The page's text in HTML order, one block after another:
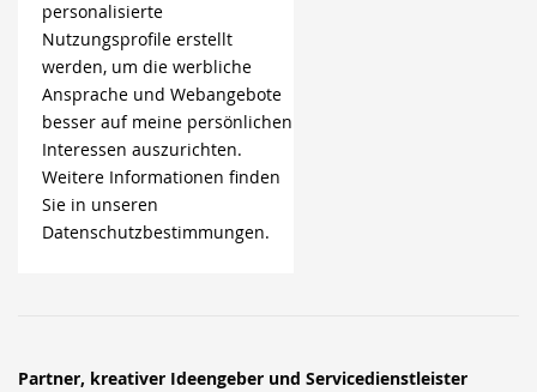
personalisierte
Nutzungsprofile erstellt
werden, um die werbliche
Ansprache und Webangebote
besser auf meine persönlichen
Interessen auszurichten.
Weitere Informationen finden
Sie in unseren
Datenschutzbestimmungen.
Partner, kreativer Ideengeber und Servicedienstleister